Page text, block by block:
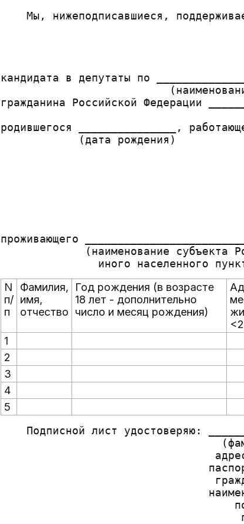
Мы, нижеподписавшиеся,
кандидата в депутаты по
гражданина Российской Федерации
родившегося _______________,
(дата рождения)
проживающего
(наименование субъекта
N
п/
п
Фамилия,
имя,
отчество
Год рождения (в возрасте
18 лет - дополнительно
число и месяц рождения)
1
2
3
4
5
Подписной лист удостоверяю: